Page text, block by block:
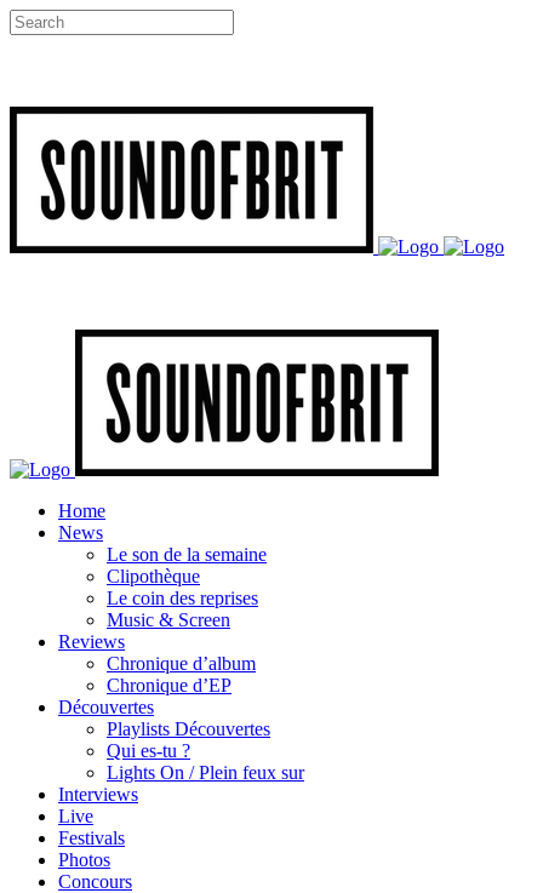
Home
News
Le son de la semaine
Clipothèque
Le coin des reprises
Music & Screen
Reviews
Chronique d’album
Chronique d’EP
Découvertes
Playlists Découvertes
Qui es-tu ?
Lights On / Plein feux sur
Interviews
Live
Festivals
Photos
Concours